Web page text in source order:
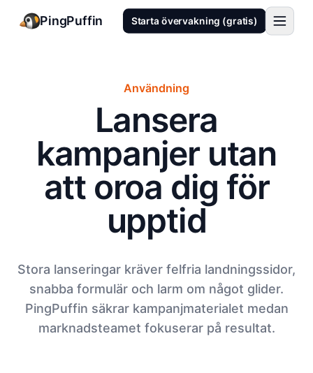
PingPuffin Starta övervakning (gratis)
Användning
Lansera
kampanjer utan
att oroa dig för
upptid
Stora lanseringar kräver felfria landningssidor,
snabba formulär och larm om något glider.
PingPuffin säkrar kampanjmaterialet medan
marknadsteamet fokuserar på resultat.